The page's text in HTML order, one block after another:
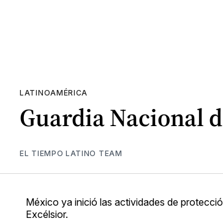
LATINOAMÉRICA
Guardia Nacional
EL TIEMPO LATINO TEAM
México ya inició las actividades de
Excélsior.